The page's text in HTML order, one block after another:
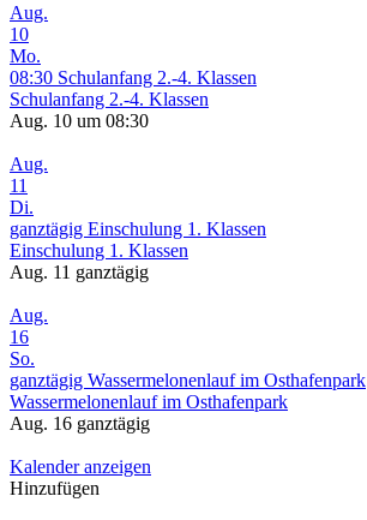
Aug.
10
Mo.
08:30 Schulanfang 2.-4. Klassen
Schulanfang 2.-4. Klassen
Aug. 10 um 08:30
Aug.
11
Di.
ganztägig Einschulung 1. Klassen
Einschulung 1. Klassen
Aug. 11 ganztägig
Aug.
16
So.
ganztägig Wassermelonenlauf im Osthafenpark
Wassermelonenlauf im Osthafenpark
Aug. 16 ganztägig
Kalender anzeigen
Hinzufügen